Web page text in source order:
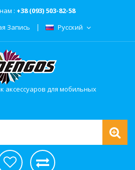
: +38 (093) 503-82-58
Запись
Русский
для мобильных